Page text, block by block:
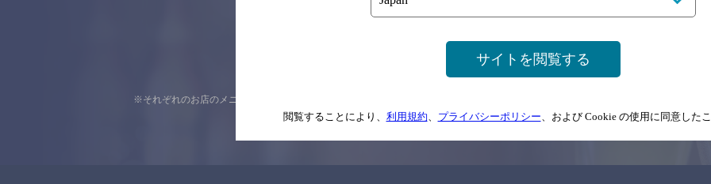
ご意見・ご感想
※それぞれのお店のメニューや営業時間などの掲載情報については、 念のためお店にご確
サイトを閲覧する
閲覧することにより、 利用規約、 プライバシーポリシー、および Cookie の使用に同意した